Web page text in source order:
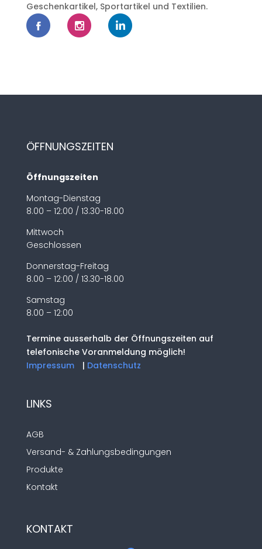
Geschenkartikel, Sportartikel und Textilien.
ÖFFNUNGSZEITEN
Öffnungszeiten
Montag-Dienstag
8.00 – 12:00 / 13.30-18.00
Mittwoch
Geschlossen
Donnerstag-Freitag
8.00 – 12:00 / 13.30-18.00
Samstag
8.00 – 12:00
Termine ausserhalb der Öffnungszeiten auf
telefonische Voranmeldung möglich!
Impressum
| Datenschutz
LINKS
AGB
Versand- & Zahlungsbedingungen
Produkte
Kontakt
KONTAKT